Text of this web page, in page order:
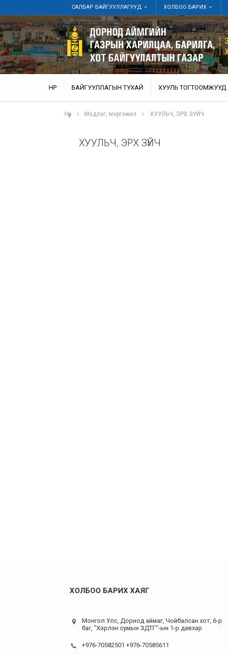
САЛБАР БАЙГУУЛЛАГУУД ХОЛБОО БАРИХ
НҮҮР БАЙГУУЛЛАГЫН ТУХАЙ ХУУЛЬ ТОГТООМЖУУД
Нүүр Мэдлэг, мэргэжил ХУУЛЬЧ, ЭРХ ЗҮЙЧ
ХУУЛЬЧ, ЭРХ ЗҮЙЧ
ХОЛБОО БАРИХ ХАЯГ
Монгол Улс, Дорнод аймаг, Чойбалсан хот, 6-р
баг, "Хэрлэн сумын ЗДТГ"-ын 1-р давхар
+976-70582501 +976-70585611